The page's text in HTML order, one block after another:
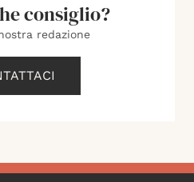
consiglio?
redazione